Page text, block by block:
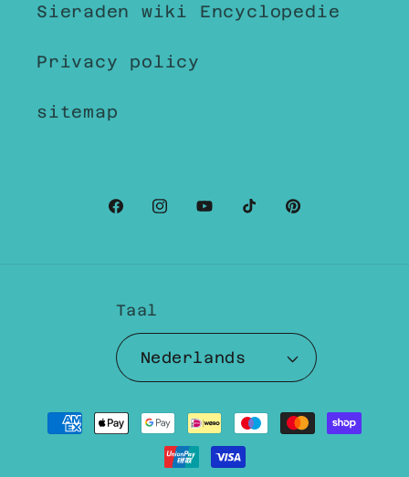
Sieraden wiki Encyclopedie
Privacy policy
sitemap
Facebook
Instagram
YouTubeTikTokPinterest
Taal
Nederlands
Betaalmethoden